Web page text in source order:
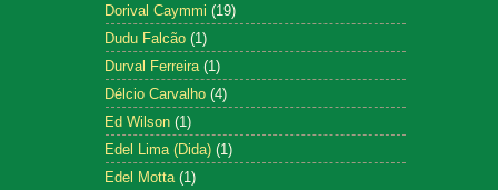
Dorival Caymmi (19)
Dudu Falcão (1)
Durval Ferreira (1)
Délcio Carvalho (4)
Ed Wilson (1)
Edel Lima (Dida) (1)
Edel Motta (1)